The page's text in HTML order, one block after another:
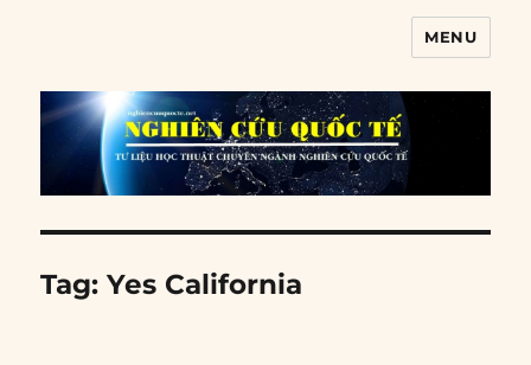
MENU
Tag:Yes California